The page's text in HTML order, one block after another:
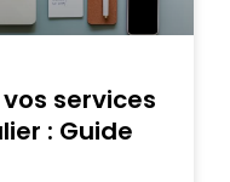
services
: Guide